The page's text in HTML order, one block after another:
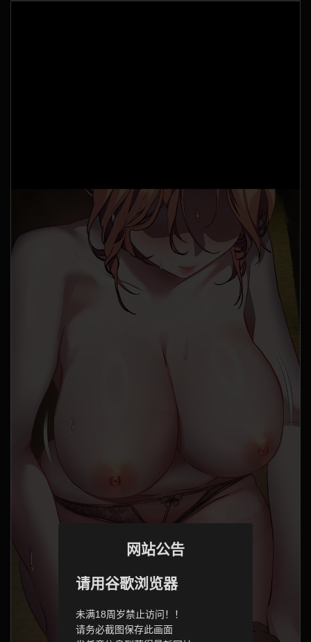
网站公告
请用谷歌浏览器
未满18周岁禁止访问！！
请务必截图保存此画面